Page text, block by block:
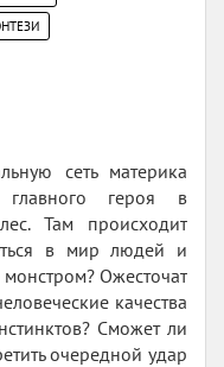
сеть материка
главного героя в
Там происходит
в мир людей и
монстром? Ожесточат
качества
Сможет ли
очередной удар